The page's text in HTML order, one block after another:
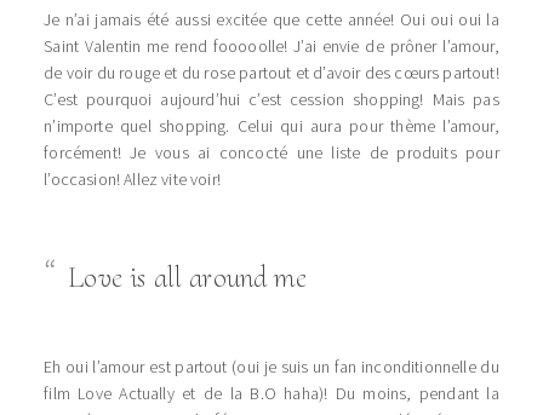
Je n’ai jamais été aussi excitée que cette année! Oui oui oui la
Saint Valentin me rend fooooolle! J’ai envie de prôner l’amour,
de voir du rouge et du rose partout et d’avoir des cœurs partout!
C’est pourquoi aujourd’hui c’est cession shopping! Mais pas
n’importe quel shopping. Celui qui aura pour thème l’amour,
forcément! Je vous ai concocté une liste de produits pour
l’occasion! Allez vite voir!
Love is all around me
Eh oui l’amour est partout (oui je suis un fan inconditionnelle du
film Love Actually et de la B.O haha)! Du moins, pendant la